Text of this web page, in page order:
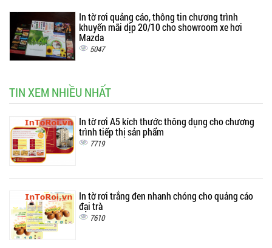
In tờ rơi quảng cáo, thông tin chương trình
khuyến mãi dịp 20/10 cho showroom xe hơi
Mazda
5047
TIN XEM NHIỀU NHẤT
In tờ rơi A5 kích thước thông dụng cho chương
trình tiếp thị sản phẩm
7719
In tờ rơi trắng đen nhanh chóng cho quảng cáo
đại trà
7610